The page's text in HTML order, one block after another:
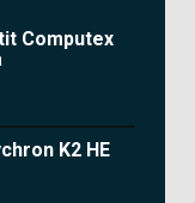
Computex
K2 HE